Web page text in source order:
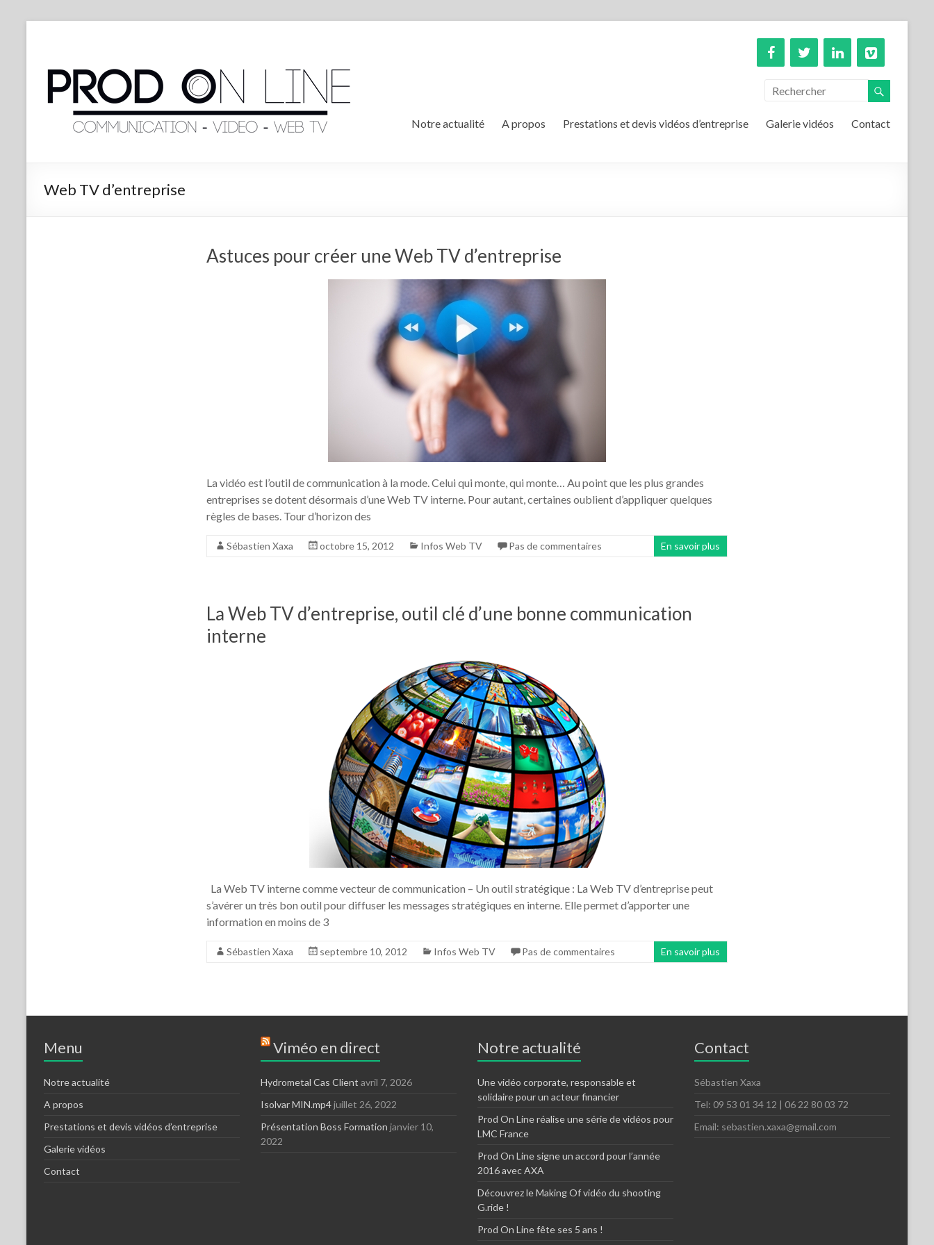
Notre actualité A propos Prestations et devis vidéos d’entreprise Galerie vidéos Contact
Web TV d’entreprise
Astuces pour créer une Web TV d’entreprise
La vidéo est l’outil de communication à la mode. Celui qui monte, qui monte… Au point que les plus grandes
entreprises se dotent désormais d’une Web TV interne. Pour autant, certaines oublient d’appliquer quelques
règles de bases. Tour d’horizon des
Sébastien Xaxa octobre 15, 2012 Infos Web TV Pas de commentaires En savoir plus
La Web TV d’entreprise, outil clé d’une bonne communication
interne
La Web TV interne comme vecteur de communication – Un outil stratégique : La Web TV d’entreprise peut
s’avérer un très bon outil pour diffuser les messages stratégiques en interne. Elle permet d’apporter une
information en moins de 3
Sébastien Xaxa septembre 10, 2012 Infos Web TV Pas de commentaires En savoir plus
Menu
Notre actualité
A propos
Prestations et devis vidéos d’entreprise
Galerie vidéos
Contact
Viméo en direct
Hydrometal Cas Client avril 7, 2026
Isolvar MIN.mp4juillet 26, 2022
Présentation Boss Formation janvier 10,
2022
Notre actualité
Une vidéo corporate, responsable et
solidaire pour un acteur financier
Prod On Line réalise une série de vidéos pour
LMC France
Prod On Line signe un accord pour l’année
2016 avec AXA
Découvrez le Making Of vidéo du shooting
G.ride !
Prod On Line fête ses 5 ans !
Contact
Sébastien Xaxa
Tel: 09 53 01 34 12 | 06 22 80 03 72
Email: sebastien.xaxa@gmail.com